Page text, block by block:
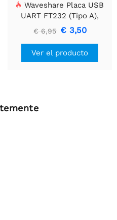
Waveshare Placa USB
UART FT232 (Tipo A),
Módulo de Comunicación
USB a TTL (UART)
€ 6,95 € 3,50
Ver el producto